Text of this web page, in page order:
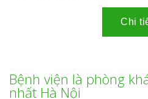
Bệnh viện là phòng
nhất Hà Nội